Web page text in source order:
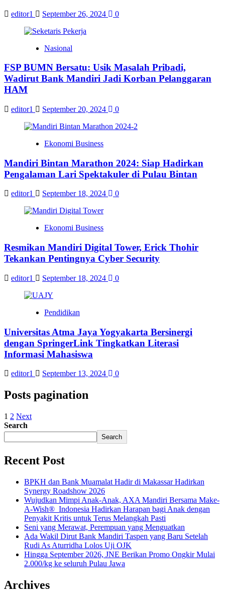
editor1 September 26, 2024 0
Nasional
FSP BUMN Bersatu: Usik Masalah Pribadi,
Wadirut Bank Mandiri Jadi Korban Pelanggaran
HAM
editor1 September 20, 2024 0
Ekonomi Business
Mandiri Bintan Marathon 2024: Siap Hadirkan
Pengalaman Lari Spektakuler di Pulau Bintan
editor1 September 18, 2024 0
Ekonomi Business
Resmikan Mandiri Digital Tower, Erick Thohir
Tekankan Pentingnya Cyber Security
editor1 September 18, 2024 0
Pendidikan
Universitas Atma Jaya Yogyakarta Bersinergi
dengan SpringerLink Tingkatkan Literasi
Informasi Mahasiswa
editor1 September 13, 2024 0
Posts pagination
1 2 Next
Search
Search
Recent Post
BPKH dan Bank Muamalat Hadir di Makassar Hadirkan
Synergy Roadshow 2026
Wujudkan Mimpi Anak-Anak, AXA Mandiri Bersama Make-
A-Wish® Indonesia Hadirkan Harapan bagi Anak dengan
Penyakit Kritis untuk Terus Melangkah Pasti
Seni yang Merawat, Perempuan yang Menguatkan
Ada Wakil Dirut Bank Mandiri Taspen yang Baru Setelah
Rudi As Aturridha Lolos Uji OJK
Hingga September 2026, JNE Berikan Promo Ongkir Mulai
2.000/kg ke seluruh Pulau Jawa
Archives